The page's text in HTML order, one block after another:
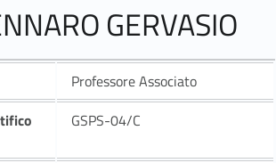
GERVASIO
Professore Associato
GSPS-04/C